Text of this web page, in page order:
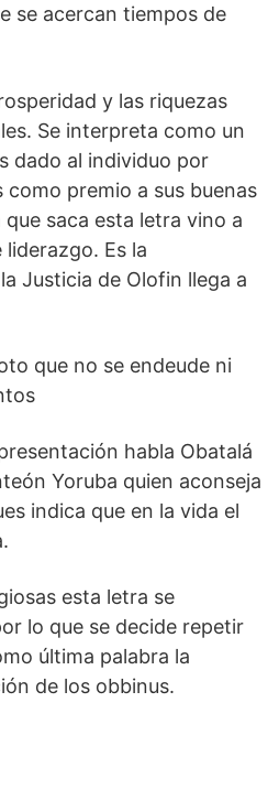
se acercan tiempos de
y las riquezas
Se interpreta como un
dado al individuo por
como premio a sus buenas
saca esta letra vino a
Es la
Justicia de Olofin llega a
que no se endeude ni
habla Obatalá
Yoruba quien aconseja
indica que en la vida el
esta letra se
lo que se decide repetir
última palabra la
de los obbinus.